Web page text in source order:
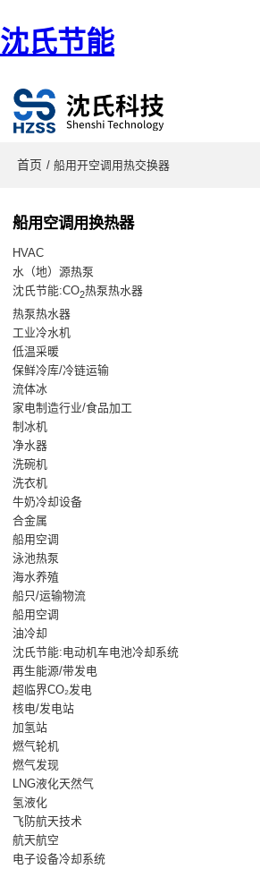
沈氏节能
首页 / 船用开空调用热交换器
船用空调用换热器
HVAC
水（地）源热泵
沈氏节能:CO2热泵热水器
热泵热水器
工业冷水机
低温采暖
保鲜冷库/冷链运输
流体冰
家电制造行业/食品加工
制冰机
净水器
洗碗机
洗衣机
牛奶冷却设备
合金属
船用空调
泳池热泵
海水养殖
船只/运输物流
船用空调
油冷却
沈氏节能:电动机车电池冷却系统
再生能源/带发电
超临界CO₂发电
核电/发电站
加氢站
燃气轮机
燃气发现
LNG液化天然气
氢液化
飞防航天技术
航天航空
电子设备冷却系统